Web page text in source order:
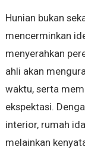
Hunian bukan
mencerminkan
menyerahkan
ahli akan
waktu, serta
ekspektasi.
interior, rumah
melainkan